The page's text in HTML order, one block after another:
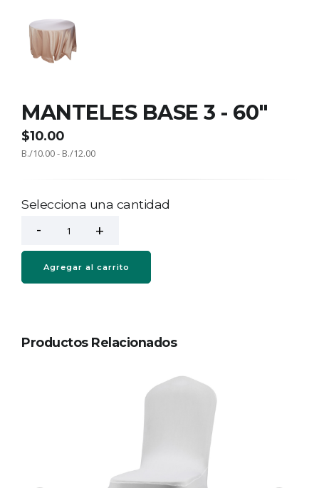
MANTELES BASE 3 - 60"
$10.00
B./10.00 - B./12.00
Selecciona una cantidad
Agregar al carrito
Productos Relacionados